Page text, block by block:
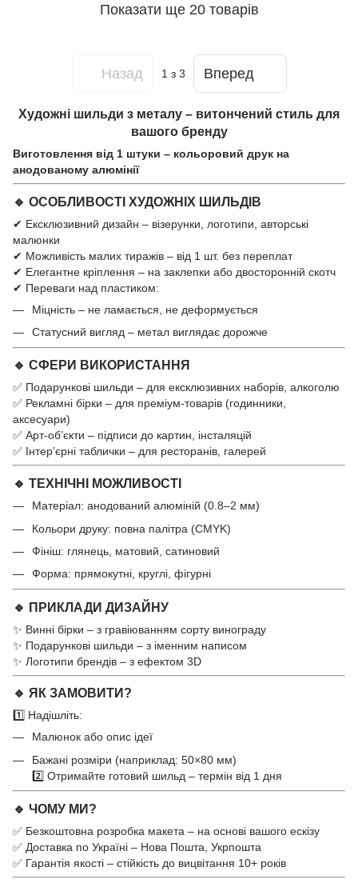
Показати ще 20 товарів
Назад 1 з 3 Вперед
Художні шильди з металу – витончений стиль для
вашого бренду
Виготовлення від 1 штуки – кольоровий друк на
анодованому алюмінії
🔹 ОСОБЛИВОСТІ ХУДОЖНІХ ШИЛЬДІВ
✔ Ексклюзивний дизайн – візерунки, логотипи, авторські
малюнки
✔ Можливість малих тиражів – від 1 шт. без переплат
✔ Елегантне кріплення – на заклепки або двосторонній скотч
✔ Переваги над пластиком:
Міцність – не ламається, не деформується
Статусний вигляд – метал виглядає дорожче
🔹 СФЕРИ ВИКОРИСТАННЯ
✅ Подарункові шильди – для ексклюзивних наборів, алкоголю
✅ Рекламні бірки – для преміум-товарів (годинники,
аксесуари)
✅ Арт-об’єкти – підписи до картин, інсталяцій
✅ Інтер’єрні таблички – для ресторанів, галерей
🔹 ТЕХНІЧНІ МОЖЛИВОСТІ
Матеріал: анодований алюміній (0.8–2 мм)
Кольори друку: повна палітра (CMYK)
Фініш: глянець, матовий, сатиновий
Форма: прямокутні, круглі, фігурні
🔹 ПРИКЛАДИ ДИЗАЙНУ
✨ Винні бірки – з гравіюванням сорту винограду
✨ Подарункові шильди – з іменним написом
✨ Логотипи брендів – з ефектом 3D
🔹 ЯК ЗАМОВИТИ?
1️⃣ Надішліть:
Малюнок або опис ідеї
Бажані розміри (наприклад: 50×80 мм)
2️⃣ Отримайте готовий шильд – термін від 1 дня
🔹 ЧОМУ МИ?
✅ Безкоштовна розробка макета – на основі вашого ескізу
✅ Доставка по Україні – Нова Пошта, Укрпошта
✅ Гарантія якості – стійкість до вицвітання 10+ років